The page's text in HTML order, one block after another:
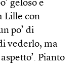
geloso e
Lille con
po’ di
vederlo, ma
Pianto